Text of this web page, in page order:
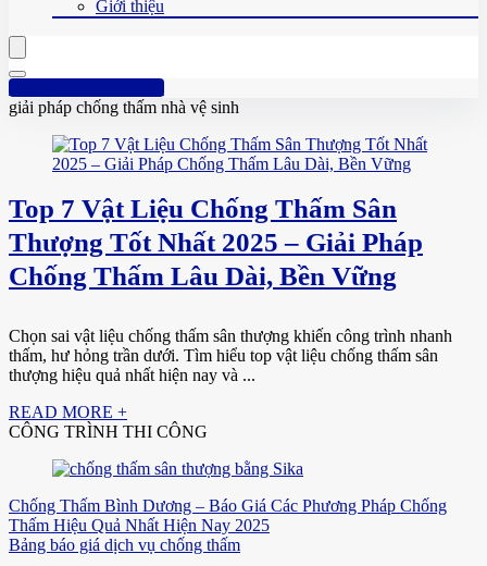
Giới thiệu
Hotline: 0961 894 472
giải pháp chống thấm nhà vệ sinh
Top 7 Vật Liệu Chống Thấm Sân
Thượng Tốt Nhất 2025 – Giải Pháp
Chống Thấm Lâu Dài, Bền Vững
Chọn sai vật liệu chống thấm sân thượng khiến công trình nhanh
thấm, hư hỏng trần dưới. Tìm hiểu top vật liệu chống thấm sân
thượng hiệu quả nhất hiện nay và ...
READ MORE +
CÔNG TRÌNH THI CÔNG
Chống Thấm Bình Dương – Báo Giá Các Phương Pháp Chống
Thấm Hiệu Quả Nhất Hiện Nay 2025
Bảng báo giá dịch vụ chống thấm